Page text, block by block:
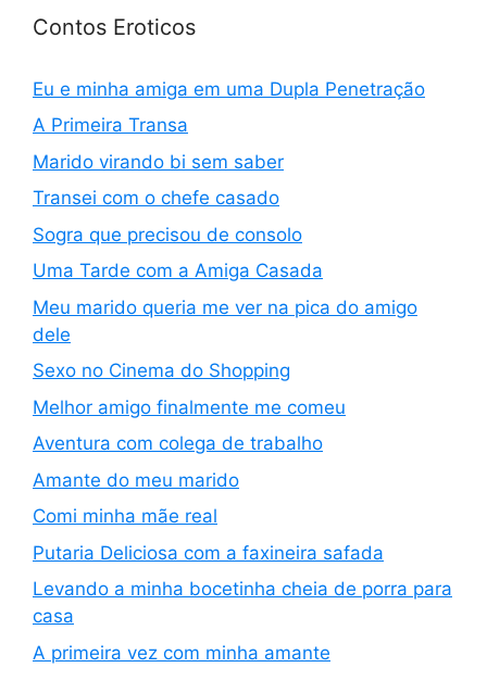
Contos Eroticos
Eu e minha amiga em uma Dupla Penetração
A Primeira Transa
Marido virando bi sem saber
Transei com o chefe casado
Sogra que precisou de consolo
Uma Tarde com a Amiga Casada
Meu marido queria me ver na pica do amigo
dele
Sexo no Cinema do Shopping
Melhor amigo finalmente me comeu
Aventura com colega de trabalho
Amante do meu marido
Comi minha mãe real
Putaria Deliciosa com a faxineira safada
Levando a minha bocetinha cheia de porra para
casa
A primeira vez com minha amante